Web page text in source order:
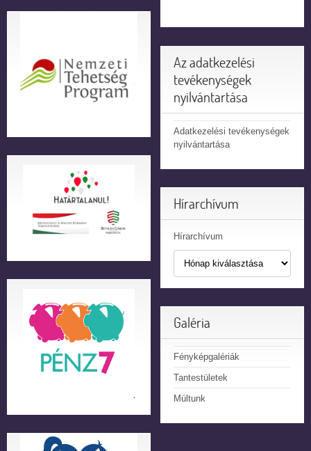
Az adatkezelési
tevékenységek
nyilvántartása
Adatkezelési tevékenységek
nyilvántartása
Hírarchívum
Hírarchívum
Galéria
Fényképgalériák
Tantestületek
Múltunk